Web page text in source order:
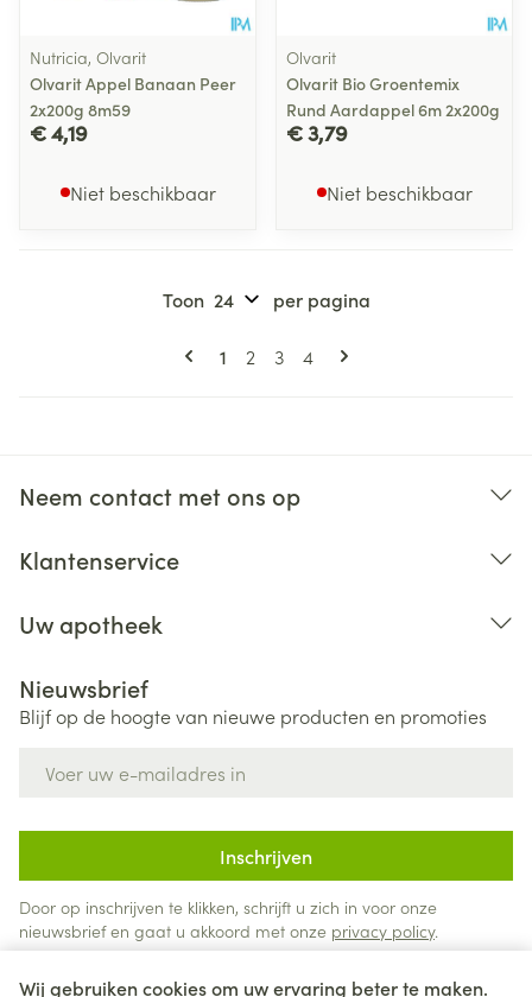
Wij gebruiken cookies om uw ervaring beter te maken.
Nutricia, Olvarit
Olvarit Appel Banaan Peer
2x200g 8m59
€ 4,19
Niet beschikbaar
Olvarit
Olvarit Bio Groentemix
Rund Aardappel 6m 2x200g
€ 3,79
Niet beschikbaar
Pagina's
U lees momenteel pagina
1 Pagina
2 Pagina
3 Pagina
4
Toon per pagina
Neem contact met ons op
Klantenservice
Uw apotheek
Nieuwsbrief
Blijf op de hoogte van nieuwe producten en promoties
Inschrijven
Door op inschrijven te klikken, schrijft u zich in voor onze
nieuwsbrief en gaat u akkoord met onze privacy policy.